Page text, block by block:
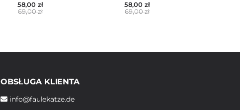
58,00 zł
69,00 zł
58,00 zł
69,00 zł
OBSŁUGA KLIENTA
info@faulekatze.de